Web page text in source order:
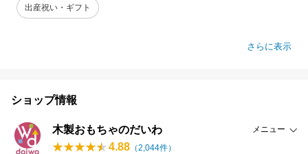
出産祝い・ギフト
さらに表示
ショップ情報
木製おもちゃのだいわ メニュー
4.88 （2,044件）